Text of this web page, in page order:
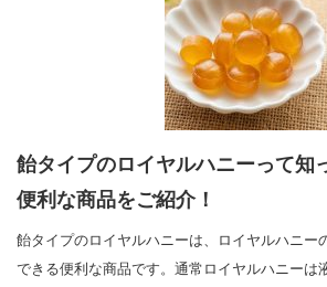
飴タイプのロイヤルハニーって知
便利な商品をご紹介！
飴タイプのロイヤルハニーは、ロイヤルハニー
できる便利な商品です。通常ロイヤルハニーは